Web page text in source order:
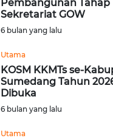
Pembangunan Tahap
Sekretariat GOW
6 bulan yang lalu
Utama
KOSM KKMTs se-
Sumedang Tahun
Dibuka
6 bulan yang lalu
Utama